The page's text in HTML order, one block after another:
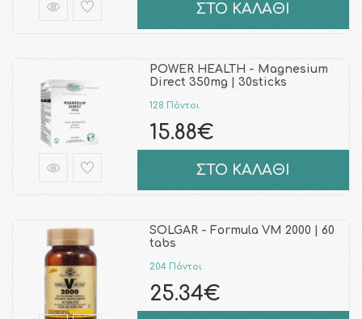
ΣΤΟ ΚΑΛΑΘΙ
POWER HEALTH - Magnesium
Direct 350mg | 30sticks
128 Πόντοι
15.88€
ΣΤΟ ΚΑΛΑΘΙ
SOLGAR - Formula VM 2000 | 60
tabs
204 Πόντοι
25.34€